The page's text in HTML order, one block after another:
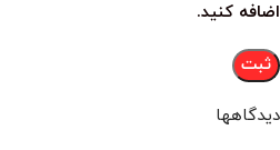
دیدگاهها
اضافه کنید.